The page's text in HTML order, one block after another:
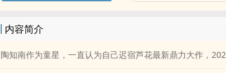
内容简介
陶知南作为童星，一直认为自己迟宿芦花最新鼎力大作，